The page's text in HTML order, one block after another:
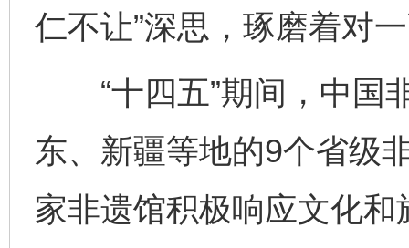
仁不让”深思，琢磨着对
“十四五”期间，中国
东、新疆等地的9个省级
家非遗馆积极响应文化和